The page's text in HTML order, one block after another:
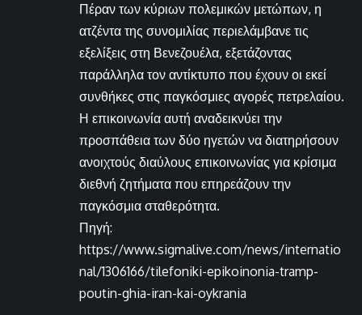
Πέραν των κύριων πολεμικών μετώπων, η
ατζέντα της συνομιλίας περιελάμβανε τις
εξελίξεις στη Βενεζουέλα, εξετάζοντας
παράλληλα τον αντίκτυπο που έχουν οι εκεί
συνθήκες στις παγκόσμιες αγορές πετρελαίου.
Η επικοινωνία αυτή αναδεικνύει την
προσπάθεια των δύο ηγετών να διατηρήσουν
ανοιχτούς διαύλους επικοινωνίας για κρίσιμα
διεθνή ζητήματα που επηρεάζουν την
παγκόσμια σταθερότητα.
Πηγή:
https://www.sigmalive.com/news/internatio
nal/1306166/tilefoniki-epikoinonia-tramp-
poutin-ghia-iran-kai-oykrania